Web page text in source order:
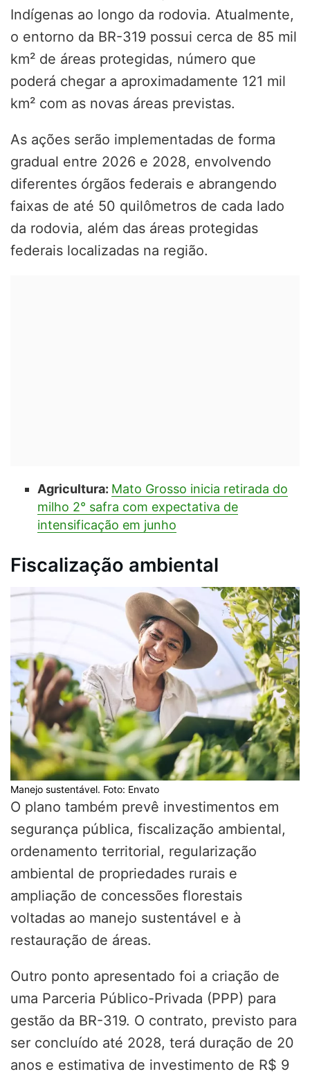
Indígenas ao longo da rodovia. Atualmente,
o entorno da BR-319 possui cerca de 85 mil
km² de áreas protegidas, número que
poderá chegar a aproximadamente 121 mil
km² com as novas áreas previstas.
As ações serão implementadas de forma
gradual entre 2026 e 2028, envolvendo
diferentes órgãos federais e abrangendo
faixas de até 50 quilômetros de cada lado
da rodovia, além das áreas protegidas
federais localizadas na região.
Agricultura: Mato Grosso inicia retirada do
milho 2° safra com expectativa de
intensificação em junho
Fiscalização ambiental
Manejo sustentável. Foto: Envato
O plano também prevê investimentos em
segurança pública, fiscalização ambiental,
ordenamento territorial, regularização
ambiental de propriedades rurais e
ampliação de concessões florestais
voltadas ao manejo sustentável e à
restauração de áreas.
Outro ponto apresentado foi a criação de
uma Parceria Público-Privada (PPP) para
gestão da BR-319. O contrato, previsto para
ser concluído até 2028, terá duração de 20
anos e estimativa de investimento de R$ 9